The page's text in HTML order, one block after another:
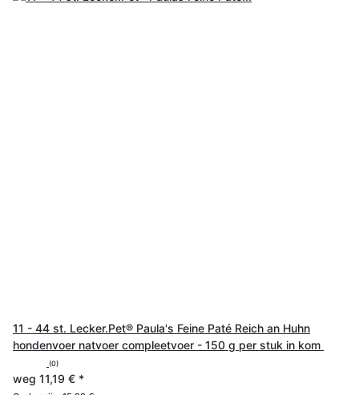
11 - 44 st. Lecker.Pet® Paula's Feine Paté Reich an Huhn
hondenvoer natvoer compleetvoer - 150 g per stuk in kom
(0)
weg 11,19 € *